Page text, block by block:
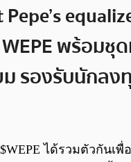
พร้อมชุ
ม รองรับนักลง
ได้รวมตัวกันเพื่